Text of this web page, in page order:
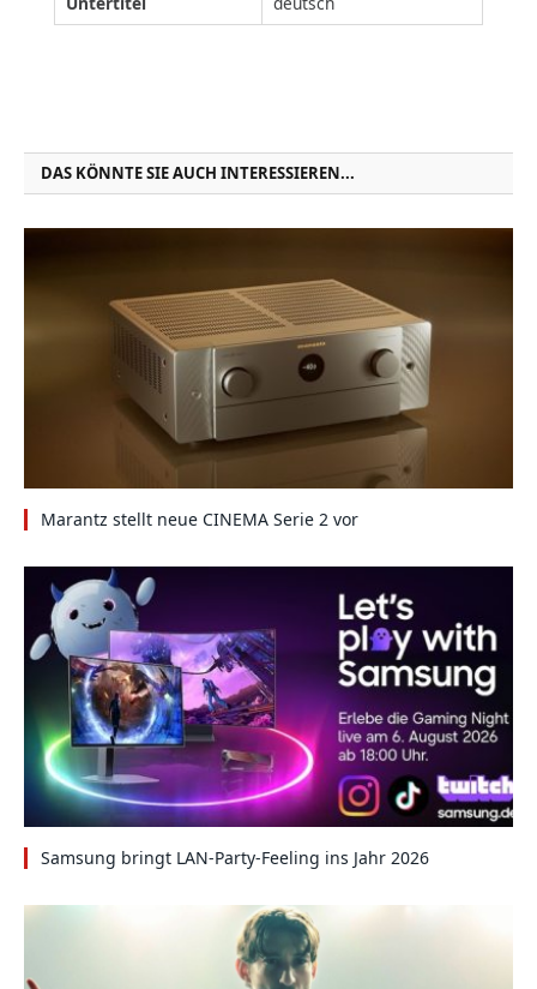
DAS KÖNNTE SIE AUCH INTERESSIEREN...
Marantz stellt neue CINEMA Serie 2 vor
Samsung bringt LAN-Party-Feeling ins Jahr 2026